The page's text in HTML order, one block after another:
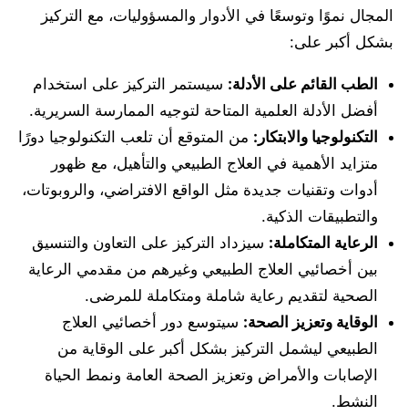
المجال نموًا وتوسعًا في الأدوار والمسؤوليات، مع التركيز
بشكل أكبر على:
الطب القائم على الأدلة: سيستمر التركيز على استخدام
أفضل الأدلة العلمية المتاحة لتوجيه الممارسة السريرية.
التكنولوجيا والابتكار : من المتوقع أن تلعب التكنولوجيا دورًا
متزايد الأهمية في العلاج الطبيعي والتأهيل، مع ظهور
أدوات وتقنيات جديدة مثل الواقع الافتراضي، والروبوتات،
والتطبيقات الذكية.
الرعاية المتكاملة: سيزداد التركيز على التعاون والتنسيق
بين أخصائيي العلاج الطبيعي وغيرهم من مقدمي الرعاية
الصحية لتقديم رعاية شاملة ومتكاملة للمرضى.
الوقاية وتعزيز الصحة: سيتوسع دور أخصائيي العلاج
الطبيعي ليشمل التركيز بشكل أكبر على الوقاية من
الإصابات والأمراض وتعزيز الصحة العامة ونمط الحياة
النشط.